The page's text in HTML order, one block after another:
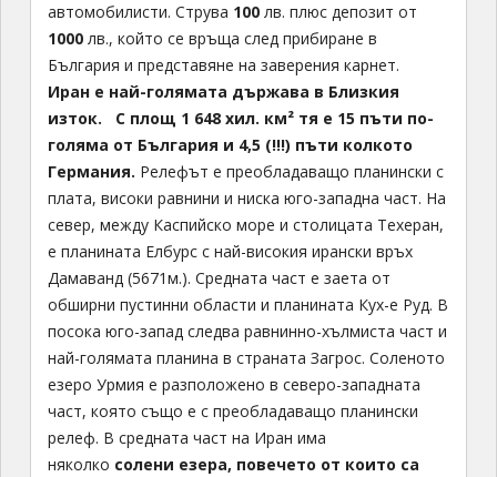
автомобилисти. Струва 100лв. плюс депозит от
1000лв., който се връща след прибиране в
България и представяне на заверения карнет.
Иран е най-голямата държава в Близкия
изток.
С площ 1 648 хил. км² тя е 15 пъти по-
голяма от България и 4,5 (!!!) пъти колкото
Германия. Релефът е преобладаващо планински с
плата, високи равнини и ниска юго-западна част. На
север, между Каспийско море и столицата Техеран,
е планината Елбурс с най-високия ирански връх
Дамаванд (5671м.). Средната част е заета от
обширни пустинни области и планината Кух-е Руд. В
посока юго-запад следва равнинно-хълмиста част и
най-голямата планина в страната Загрос. Соленото
езеро Урмия е разположено в северо-западната
част, която също е с преобладаващо планински
релеф. В средната част на Иран има
няколко солени езера, повечето от които са